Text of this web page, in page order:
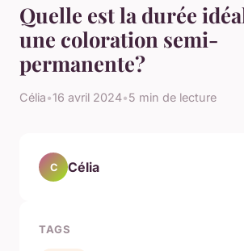
Quelle est la durée
une coloration semi-
permanente?
Célia•16 avril 2024•5 min de lecture
C Célia
TAGS